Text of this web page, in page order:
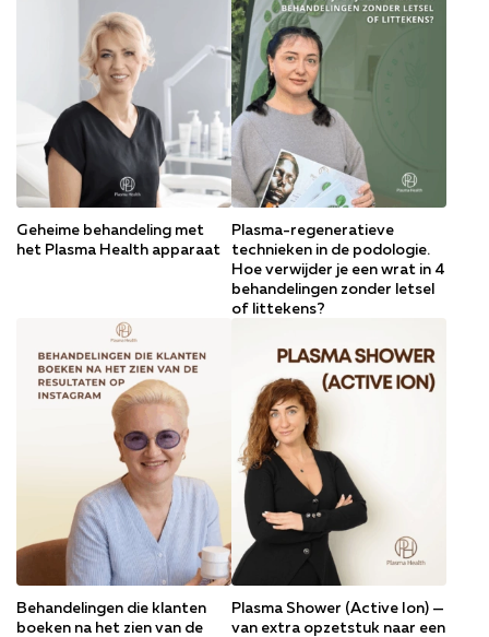
Geheime behandeling met
het Plasma Health apparaat
Plasma-regeneratieve
technieken in de podologie.
Hoe verwijder je een wrat in 4
behandelingen zonder letsel
of littekens?
Behandelingen die klanten
boeken na het zien van de
Plasma Shower (Active Ion) —
van extra opzetstuk naar een